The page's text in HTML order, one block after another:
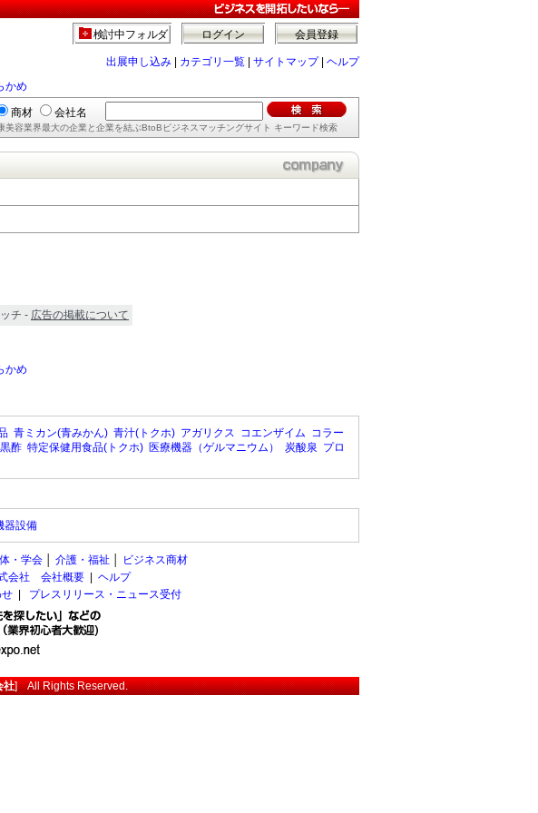
会員登録
ログイン
検討中フォルダ
出展申し込み カテゴリ一覧 サイトマップ| ヘルプ
かめ
商材 会社名
美容業界最大の企業と企業を結ぶBtoBビジネスマッチングサイト キーワード検索
チ - 広告の掲載について
かめ
青ミカン(青みかん) 青汁(トクホ) アガリクス コエンザイム コラー
黒酢 特定保健用食品(トクホ) 医療機器（ゲルマニウム） 炭酸泉 プロ
器設備
・学会 介護・福祉
ビジネス商材
会社 会社概要
ヘルプ
せ プレスリリース・ニュース受付
社] All Rights Reserved.